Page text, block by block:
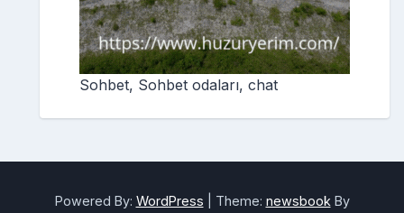
Sohbet, Sohbet odaları, chat
Powered By: WordPress Theme: newsbook By